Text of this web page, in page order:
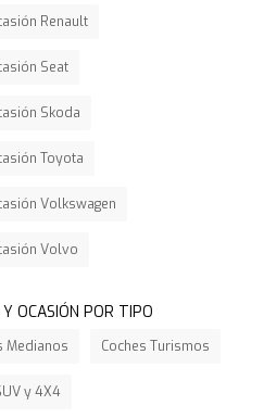
Renault
Seat
Skoda
Toyota
Volkswagen
Volvo
OCASIÓN POR TIPO
Medianos Coches Turismos
y 4X4